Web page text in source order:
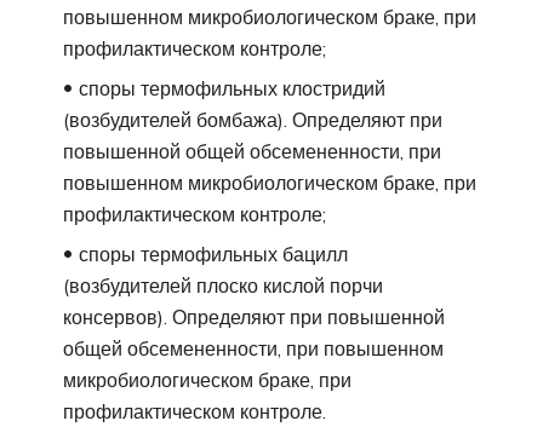
повышенном микробиологическом браке, при
профилактическом контроле;
споры термофильных клостридий
(возбудителей бомбажа). Определяют при
повышенной общей обсемененности, при
повышенном микробиологическом браке, при
профилактическом контроле;
споры термофильных бацилл
(возбудителей плоско кислой порчи
консервов). Определяют при повышенной
общей обсемененности, при повышенном
микробиологическом браке, при
профилактическом контроле.